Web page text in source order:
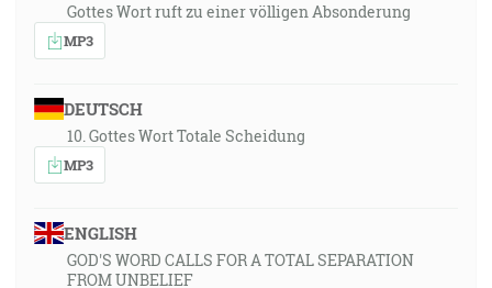
Gottes Wort ruft zu einer völligen Absonderung
MP3
DEUTSCH
10. Gottes Wort Totale Scheidung
MP3
ENGLISH
GOD'S WORD CALLS FOR A TOTAL SEPARATION
FROM UNBELIEF